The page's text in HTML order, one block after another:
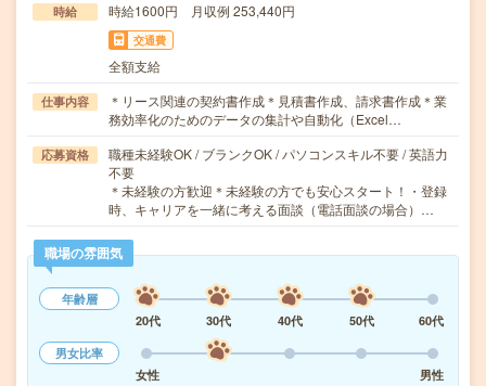
時給 時給1600円 月収例 253,440円
交通費
全額支給
仕事内容
＊リース関連の契約書作成＊見積書作成、請求書作成＊業
務効率化のためのデータの集計や自動化（Excel…
応募資格
職種未経験OK / ブランクOK / パソコンスキル不要 / 英語力
不要
＊未経験の方歓迎＊未経験の方でも安心スタート！・登録
時、キャリアを一緒に考える面談（電話面談の場合）…
職場の雰囲気
年齢層
20代
30代 40代 50代
60代
男女比率
女性
男性